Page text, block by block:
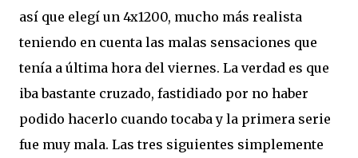
así que elegí un 4x1200, mucho más realista
teniendo en cuenta las malas sensaciones que
tenía a última hora del viernes. La verdad es que
iba bastante cruzado, fastidiado por no haber
podido hacerlo cuando tocaba y la primera serie
fue muy mala. Las tres siguientes simplemente